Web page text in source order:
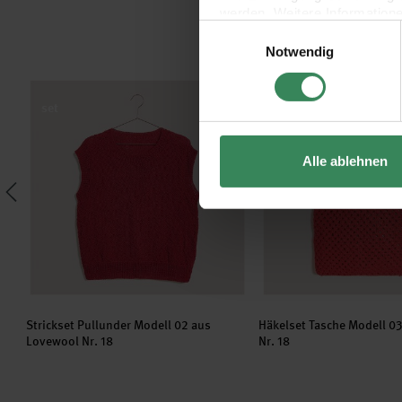
Impressum
Datenschutz
Notwendig
Alle ablehnen
Strickset Pullunder Modell 02 aus Lovewool Nr. 18
Strickset Pullunder Modell 02 aus
Lovewool Nr. 18
set
Häkelset Tasche
Häkelset Tasche Modell
Nr. 18